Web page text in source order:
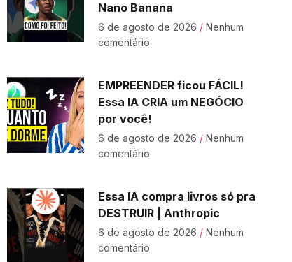
Nano Banana
6 de agosto de 2026 Nenhum
comentário
EMPREENDER ficou FÁCIL!
Essa IA CRIA um NEGÓCIO
por você!
6 de agosto de 2026 Nenhum
comentário
Essa IA compra livros só pra
DESTRUIR | Anthropic
6 de agosto de 2026 Nenhum
comentário